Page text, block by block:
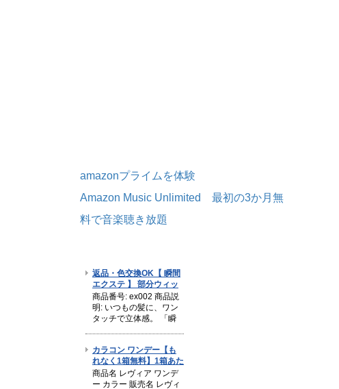
amazonプライムを体験
Amazon Music Unlimited 最初の3か月無
料で音楽聴き放題